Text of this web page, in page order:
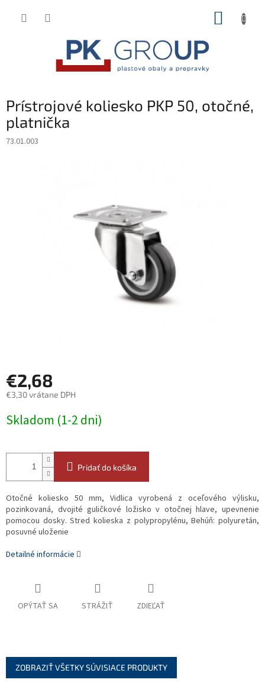
Prístrojové koliesko PKP 50, otočné,
platnička
73.01.003
€2,68
€3,30 vrátane DPH
cena:
Skladom (1-2 dni)
Pridať do košíka
Otočné koliesko 50 mm, Vidlica vyrobená z oceľového výlisku,
pozinkovaná, dvojité guličkové ložisko v otočnej hlave, upevnenie
pomocou dosky. Stred kolieska z polypropylénu, Behúň: polyuretán,
posuvné uloženie
Detailné informácie
OPÝTAŤ SA STRÁŽIŤ ZDIEĽAŤ
ZOBRAZIŤ VŠETKY SÚVISIACE PRODUKTY